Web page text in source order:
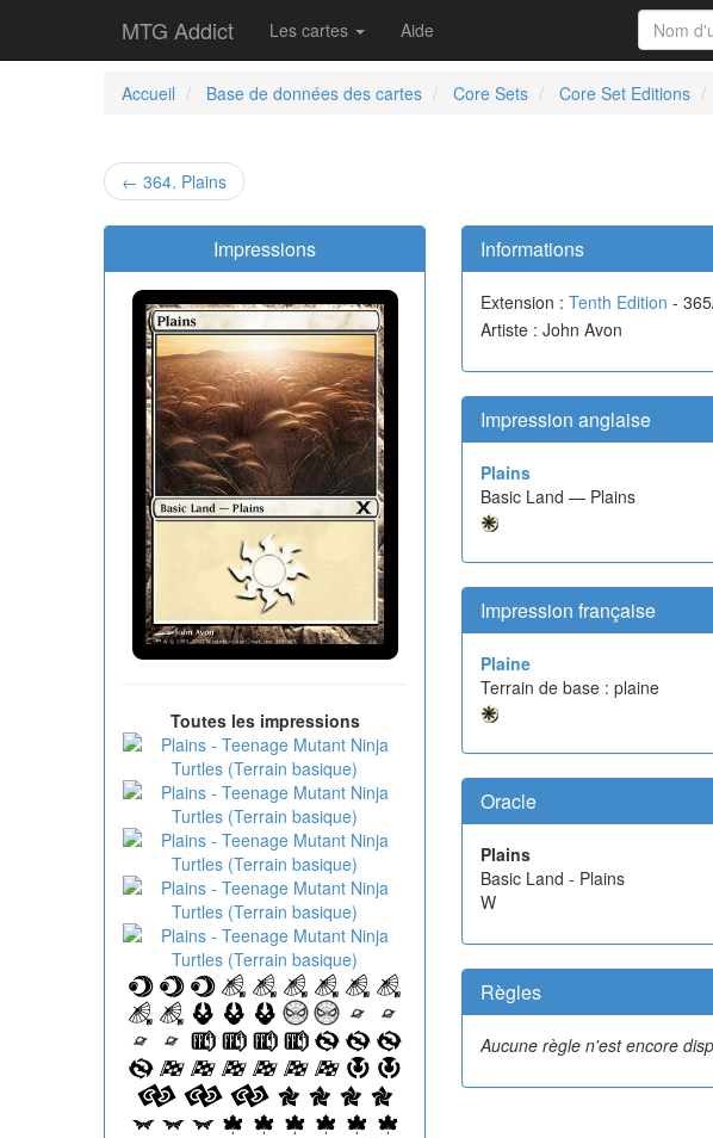
MTG Addict Les cartes Aide
Accueil
Base de données des cartes Core Sets Core Set Editions
← 364. Plains
Impressions
Toutes les impressions
Informations
Extension : Tenth Edition -
Artiste : John Avon
Impression anglaise
Plains
Basic Land — Plains
Impression française
Plaine
Terrain de base : plaine
Oracle
Plains
Basic Land - Plains
W
Règles
Aucune règle n'est encore